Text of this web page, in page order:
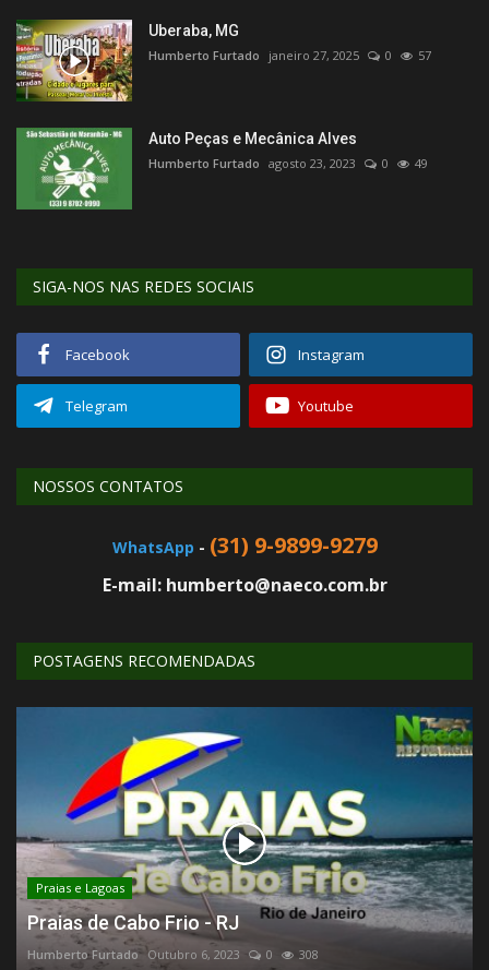
Uberaba, MG
Humberto Furtado janeiro 27, 2025 0 57
Auto Peças e Mecânica Alves
Humberto Furtado agosto 23, 2023 0 49
SIGA-NOS NAS REDES SOCIAIS
Facebook Instagram
Telegram Youtube
NOSSOS CONTATOS
WhatsApp - (31) 9-9899-9279
E-mail: humberto@naeco.com.br
POSTAGENS RECOMENDADAS
Praias e Lagoas
Praias de Cabo Frio - RJ
Humberto Furtado Outubro 6, 2023 0 308